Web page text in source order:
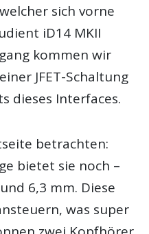
sich vorne
iD14 MKII
kommen wir
JFET-Schaltung
dieses Interfaces.
betrachten:
bietet sie noch –
6,3 mm. Diese
was super